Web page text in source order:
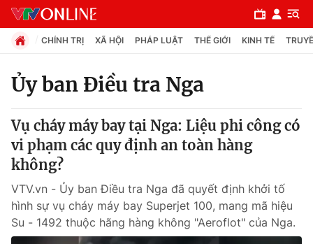
Chuyên mục
Chính trị
Pháp luật
CHÍNH TRỊ XÃ HỘI PHÁP LUẬT THẾ GIỚI KINH TẾ
Ủy ban Điều tra Nga
Vụ cháy máy bay tại Nga: Liệu phi công có
vi phạm các quy định an toàn hàng
không?
VTV.vn - Ủy ban Điều tra Nga đã quyết định khởi tố
hình sự vụ cháy máy bay Superjet 100, mang mã hiệu
Su - 1492 thuộc hãng hàng không "Aeroflot" của Nga.